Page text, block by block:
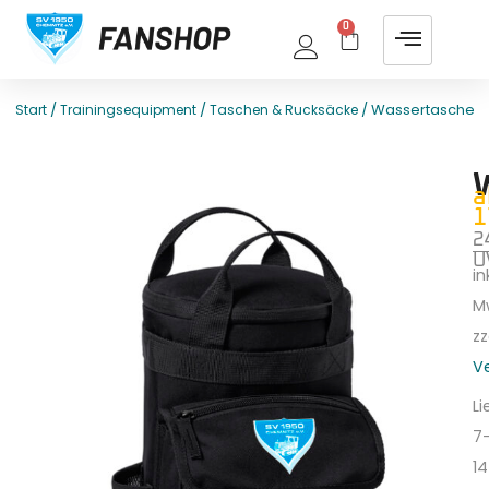
0
Start/Trainingsequipment/Taschen & Rucksäcke/ Wassertasche
14